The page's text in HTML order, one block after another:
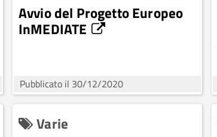
Avvio del Progetto Europeo
InMEDIATE
Pubblicato il 30/12/2020
Varie